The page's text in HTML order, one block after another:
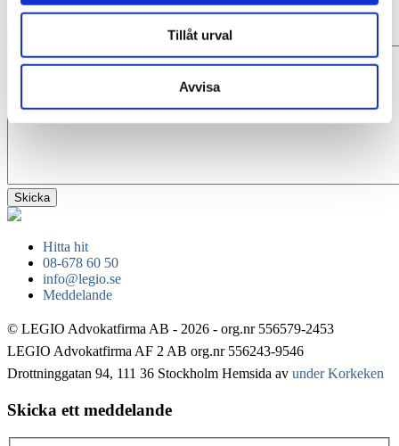
Tillåt urval
Avvisa
Hitta hit
08-678 60 50
info@legio.se
Meddelande
© LEGIO Advokatfirma AB - 2026 - org.nr 556579-2453
LEGIO Advokatfirma AF 2 AB org.nr 556243-9546
Drottninggatan 94, 111 36 Stockholm Hemsida av under Korkeken
Skicka ett meddelande